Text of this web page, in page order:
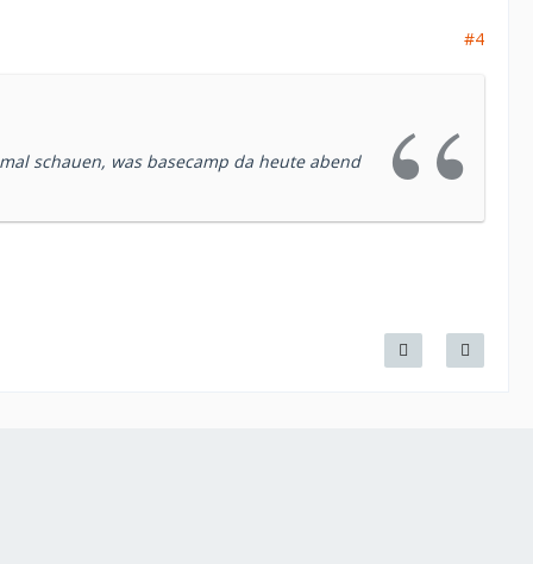
#4
schauen, was basecamp da heute abend